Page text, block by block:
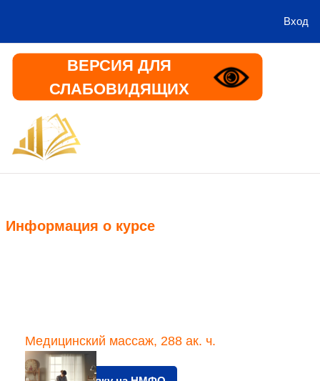
ВЕРСИЯ ДЛЯ
СЛАБОВИДЯЩИХ
Вход
Информация о курсе
Медицинский массаж, 288 ак. ч.